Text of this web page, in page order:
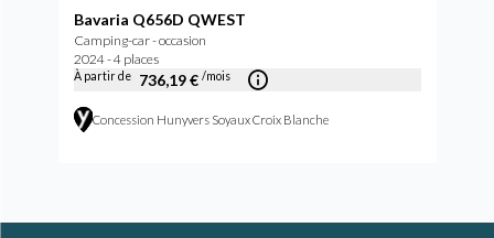
Bavaria Q656D QWEST
Camping-car - occasion
2024 - 4 places
À partir de 736,19 € /mois
Concession Hunyvers Soyaux Croix Blanche